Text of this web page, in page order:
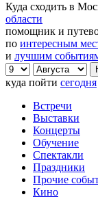
Куда сходить в
области
помощник и
по интересным
и лучшим
куда пойти сегодня
Встречи
Выставки
Концерты
Обучение
Спектакли
Праздники
Прочие
Кино